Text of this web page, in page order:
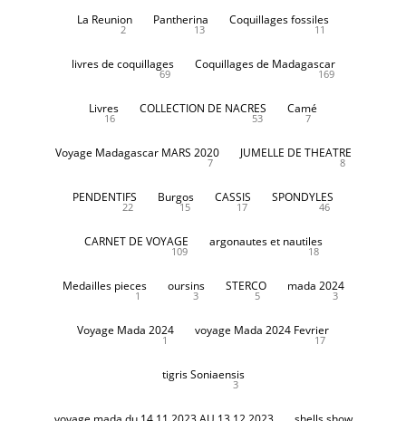
La Reunion
2
Pantherina
13
Coquillages fossiles
11
livres de coquillages
69
Coquillages de Madagascar
169
Livres
16
COLLECTION DE NACRES
53
Camé
7
Voyage Madagascar MARS 2020
7
JUMELLE DE THEATRE
8
PENDENTIFS
22
Burgos
15
CASSIS
17
SPONDYLES
46
CARNET DE VOYAGE
109
argonautes et nautiles
18
Medailles pieces
1
oursins
3
STERCO
5
mada 2024
3
Voyage Mada 2024
1
voyage Mada 2024 Fevrier
17
tigris Soniaensis
3